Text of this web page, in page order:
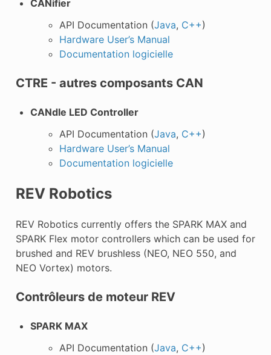
CANifier
API Documentation (Java, C++)
Hardware User’s Manual
Documentation logicielle
CTRE - autres composants CAN
CANdle LED Controller
API Documentation (Java, C++)
Hardware User’s Manual
Documentation logicielle
REV Robotics
REV Robotics currently offers the SPARK MAX and
SPARK Flex motor controllers which can be used for
brushed and REV brushless (NEO, NEO 550, and
NEO Vortex) motors.
Contrôleurs de moteur REV
SPARK MAX
API Documentation (Java, C++)